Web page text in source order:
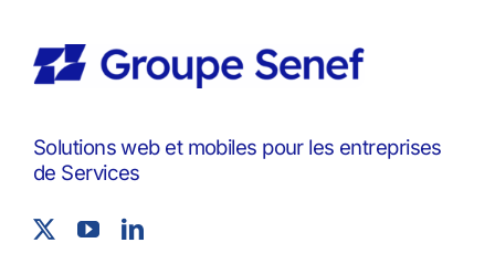
Solutions web et mobiles pour les entreprises
de Services